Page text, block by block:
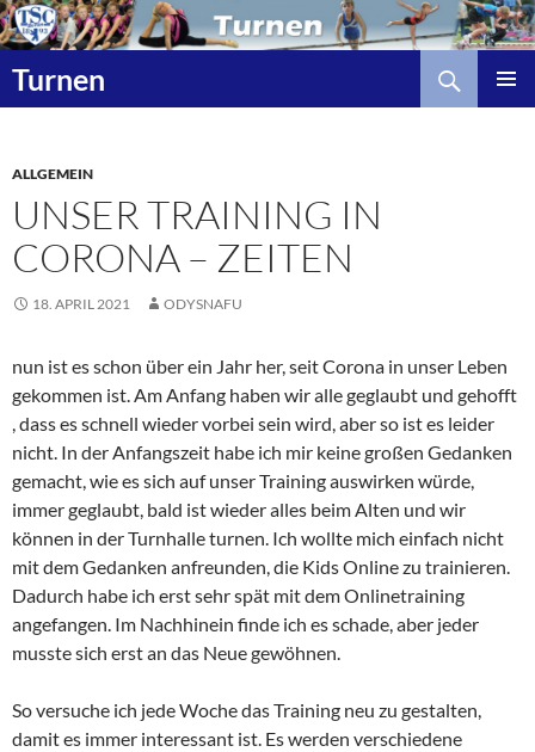
Zum
Inhalt
springen
Turnen
ALLGEMEIN
UNSER TRAINING IN
CORONA – ZEITEN
18. APRIL 2021 ODYSNAFU
nun ist es schon über ein Jahr her, seit Corona in unser Leben
gekommen ist. Am Anfang haben wir alle geglaubt und gehofft
, dass es schnell wieder vorbei sein wird, aber so ist es leider
nicht. In der Anfangszeit habe ich mir keine großen Gedanken
gemacht, wie es sich auf unser Training auswirken würde,
immer geglaubt, bald ist wieder alles beim Alten und wir
können in der Turnhalle turnen. Ich wollte mich einfach nicht
mit dem Gedanken anfreunden, die Kids Online zu trainieren.
Dadurch habe ich erst sehr spät mit dem Onlinetraining
angefangen. Im Nachhinein finde ich es schade, aber jeder
musste sich erst an das Neue gewöhnen.
So versuche ich jede Woche das Training neu zu gestalten,
damit es immer interessant ist. Es werden verschiedene